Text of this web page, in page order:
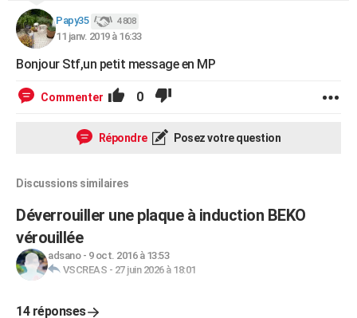
Papy35 4 808
11 janv. 2019 à 16:33
Bonjour Stf,un petit message en MP
Commenter 0
Répondre Posez votre question
Discussions similaires
Déverrouiller une plaque à induction BEKO
vérouillée
adsano- 9 oct. 2016 à 13:53
VSCREAS - 27 juin 2026 à 18:01
14 réponses